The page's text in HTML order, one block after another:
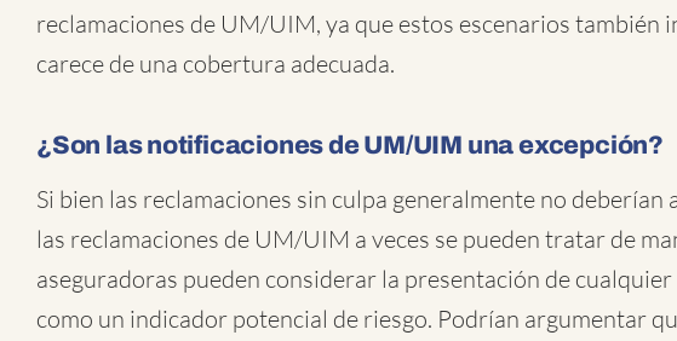
reclamaciones de UM/UIM, ya que estos escenarios también
carece de una cobertura adecuada.
¿Son las notificaciones de UM/UIM una excepción?
Si bien las reclamaciones sin culpa generalmente no
las reclamaciones de UM/UIM a veces se pueden tratar de
aseguradoras pueden considerar la presentación de
como un indicador potencial de riesgo. Podrían argumentar